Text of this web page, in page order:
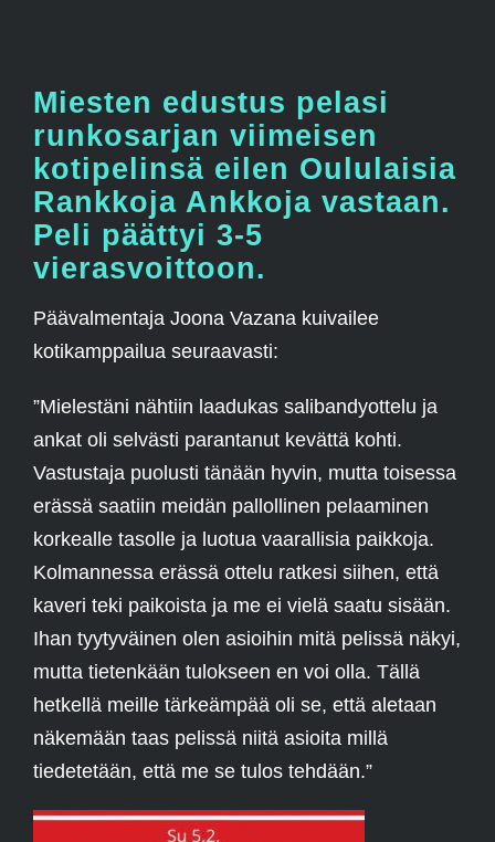
Miesten edustus pelasi
runkosarjan viimeisen
kotipelinsä eilen Oululaisia
Rankkoja Ankkoja vastaan.
Peli päättyi 3-5
vierasvoittoon.
Päävalmentaja Joona Vazana kuivailee
kotikamppailua seuraavasti:
”Mielestäni nähtiin laadukas salibandyottelu ja
ankat oli selvästi parantanut kevättä kohti.
Vastustaja puolusti tänään hyvin, mutta toisessa
erässä saatiin meidän pallollinen pelaaminen
korkealle tasolle ja luotua vaarallisia paikkoja.
Kolmannessa erässä ottelu ratkesi siihen, että
kaveri teki paikoista ja me ei vielä saatu sisään.
Ihan tyytyväinen olen asioihin mitä pelissä näkyi,
mutta tietenkään tulokseen en voi olla. Tällä
hetkellä meille tärkeämpää oli se, että aletaan
näkemään taas pelissä niitä asioita millä
tiedetetään, että me se tulos tehdään.”